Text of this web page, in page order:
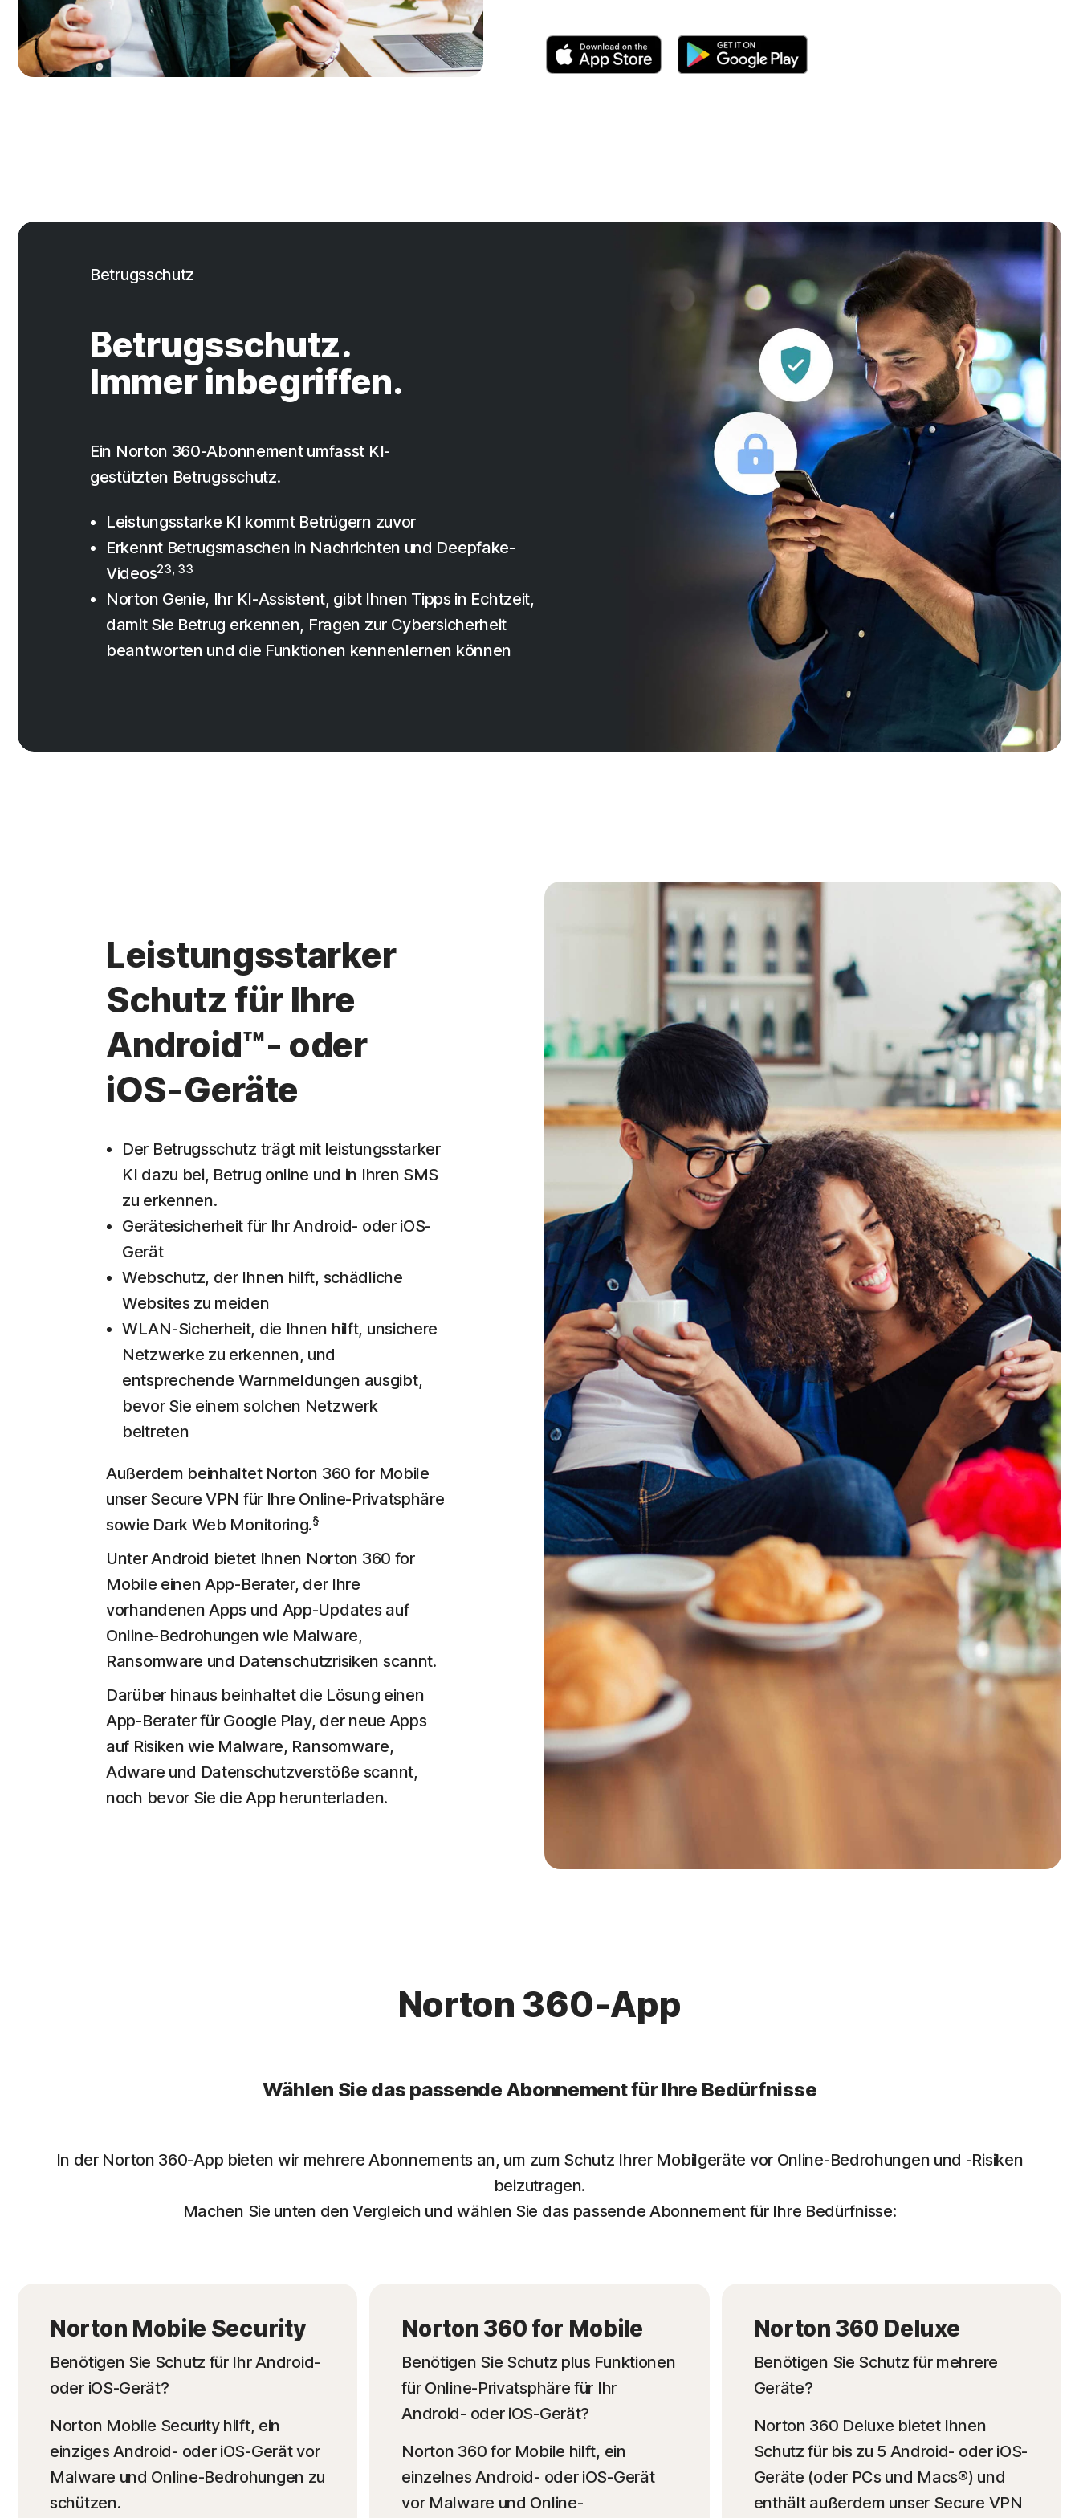
Betrugsschutz
Betrugsschutz.
Immer inbegriffen.
Ein Norton 360-Abonnement umfasst KI-
gestützten Betrugsschutz.
Leistungsstarke KI kommt Betrügern zuvor
Erkennt Betrugsmaschen in Nachrichten und Deepfake-
Videos23, 33
Norton Genie, Ihr KI-Assistent, gibt Ihnen Tipps in Echtzeit,
damit Sie Betrug erkennen, Fragen zur Cybersicherheit
beantworten und die Funktionen kennenlernen können
Leistungsstarker
Schutz für Ihre
Android™- oder
iOS-Geräte
Der Betrugsschutz trägt mit leistungsstarker
KI dazu bei, Betrug online und in Ihren SMS
zu erkennen.
Gerätesicherheit für Ihr Android- oder iOS-
Gerät
Webschutz, der Ihnen hilft, schädliche
Websites zu meiden
WLAN-Sicherheit, die Ihnen hilft, unsichere
Netzwerke zu erkennen, und
entsprechende Warnmeldungen ausgibt,
bevor Sie einem solchen Netzwerk
beitreten
Außerdem beinhaltet Norton 360 for Mobile
unser Secure VPN für Ihre Online-Privatsphäre
sowie Dark Web Monitoring.§
Unter Android bietet Ihnen Norton 360 for
Mobile einen App-Berater, der Ihre
vorhandenen Apps und App-Updates auf
Online-Bedrohungen wie Malware,
Ransomware und Datenschutzrisiken scannt.
Darüber hinaus beinhaltet die Lösung einen
App-Berater für Google Play, der neue Apps
auf Risiken wie Malware, Ransomware,
Adware und Datenschutzverstöße scannt,
noch bevor Sie die App herunterladen.
Norton 360-App
Wählen Sie das passende Abonnement für Ihre Bedürfnisse
In der Norton 360-App bieten wir mehrere Abonnements an, um zum Schutz Ihrer Mobilgeräte vor Online-Bedrohungen und -Risiken
beizutragen.
Machen Sie unten den Vergleich und wählen Sie das passende Abonnement für Ihre Bedürfnisse:
Norton Mobile Security
Benötigen Sie Schutz für Ihr Android-
oder iOS-Gerät?
Norton Mobile Security hilft, ein
einziges Android- oder iOS-Gerät vor
Malware und Online-Bedrohungen zu
schützen.
Norton 360 for Mobile
Benötigen Sie Schutz plus Funktionen
für Online-Privatsphäre für Ihr
Android- oder iOS-Gerät?
Norton 360 for Mobile hilft, ein
einzelnes Android- oder iOS-Gerät
vor Malware und Online-
Norton 360 Deluxe
Benötigen Sie Schutz für mehrere
Geräte?
Norton 360 Deluxe bietet Ihnen
Schutz für bis zu 5 Android- oder iOS-
Geräte (oder PCs und Macs®) und
enthält außerdem unser Secure VPN